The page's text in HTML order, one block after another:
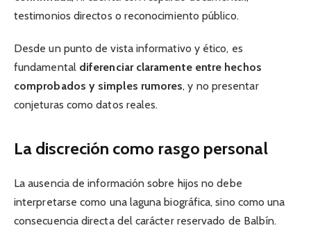
testimonios directos o reconocimiento público.
Desde un punto de vista informativo y ético, es
fundamental diferenciar claramente entre hechos
comprobados y simples rumores, y no presentar
conjeturas como datos reales.
La discreción como rasgo personal
La ausencia de información sobre hijos no debe
interpretarse como una laguna biográfica, sino como una
consecuencia directa del carácter reservado de Balbín.